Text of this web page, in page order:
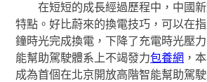
在短短的成長經過歷程中，中國新
特點。好比蔚來的換電技巧，可以在
鐘時光完成換電，下降了充電時光壓
能幫助駕駛體系上不竭發力包養網 ，
成為首個在北京開放高階智能幫助駕